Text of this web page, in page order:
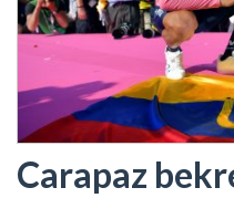
Carapaz